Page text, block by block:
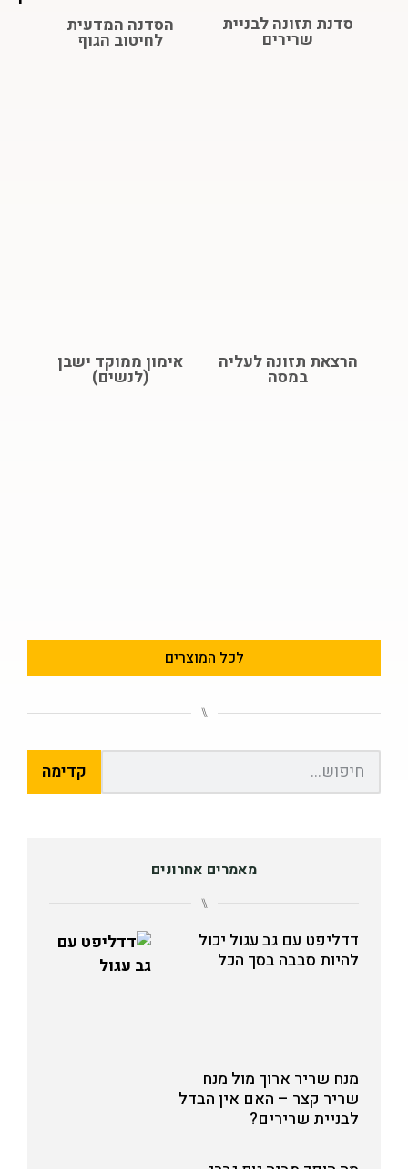
סדנת תזונה לבניית
שרירים
הסדנה המדעית
לחיטוב הגוף
הרצאת תזונה לעליה
במסה
אימון ממוקד ישבן
(לנשים)
לכל המוצרים
⑊
קדימה
מאמרים אחרונים
⑊
דדליפט עם גב עגול יכול
להיות סבבה בסך הכל
מנח שריר ארוך מול מנח
שריר קצר – האם אין הבדל
לבניית שרירים?